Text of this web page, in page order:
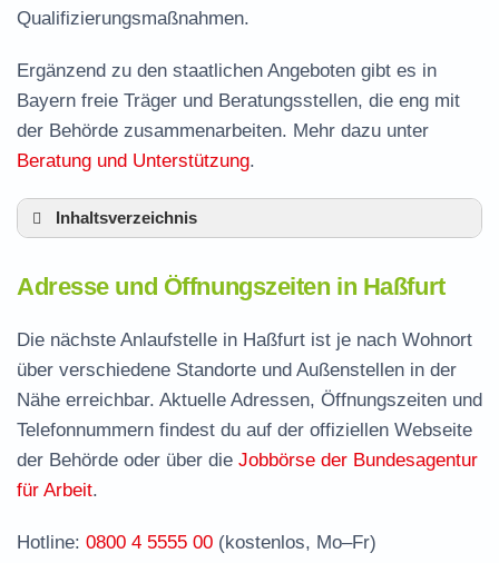
Qualifizierungsmaßnahmen.
Ergänzend zu den staatlichen Angeboten gibt es in
Bayern freie Träger und Beratungsstellen, die eng mit
der Behörde zusammenarbeiten. Mehr dazu unter
Beratung und Unterstützung.
Inhaltsverzeichnis
Leistungen der Arbeitsvermittlung in Haßfurt
Termin vereinbaren und Bürgergeld beantragen
Jobcenter Haßberge – zuständige Stelle
Stellenangebote und Jobbörse in Haßfurt
Häufige Fragen rund ums Jobcenter
Adresse und Öffnungszeiten in Haßfurt
Die nächste Anlaufstelle in Haßfurt ist je nach Wohnort
über verschiedene Standorte und Außenstellen in der
Nähe erreichbar. Aktuelle Adressen, Öffnungszeiten und
Telefonnummern findest du auf der offiziellen Webseite
der Behörde oder über die Jobbörse der Bundesagentur
für Arbeit.
Hotline: 0800 4 5555 00 (kostenlos, Mo–Fr)